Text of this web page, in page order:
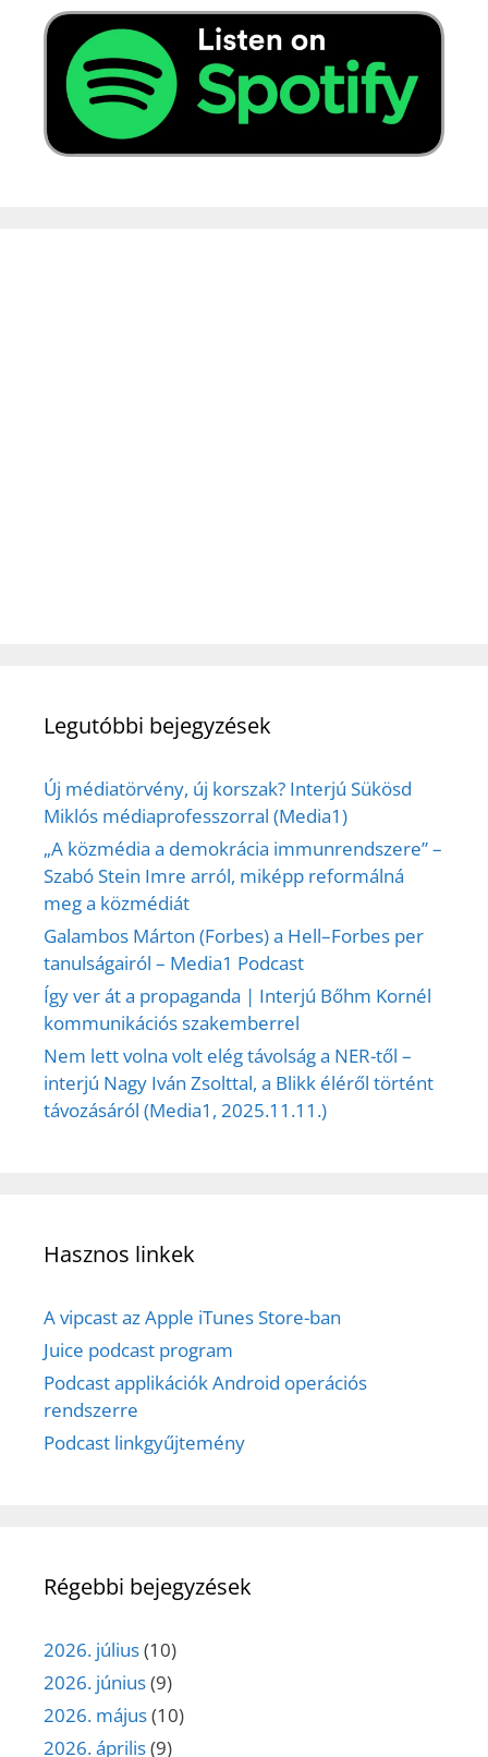
Legutóbbi bejegyzések
Új médiatörvény, új korszak? Interjú Sükösd
Miklós médiaprofesszorral (Media1)
„A közmédia a demokrácia immunrendszere” –
Szabó Stein Imre arról, miképp reformálná
meg a közmédiát
Galambos Márton (Forbes) a Hell–Forbes per
tanulságairól – Media1 Podcast
Így ver át a propaganda | Interjú Bőhm Kornél
kommunikációs szakemberrel
Nem lett volna volt elég távolság a NER-től –
interjú Nagy Iván Zsolttal, a Blikk éléről történt
távozásáról (Media1, 2025.11.11.)
Hasznos linkek
A vipcast az Apple iTunes Store-ban
Juice podcast program
Podcast applikációk Android operációs
rendszerre
Podcast linkgyűjtemény
Régebbi bejegyzések
2026. július(10)
2026. június(9)
2026. május(10)
2026. április(9)